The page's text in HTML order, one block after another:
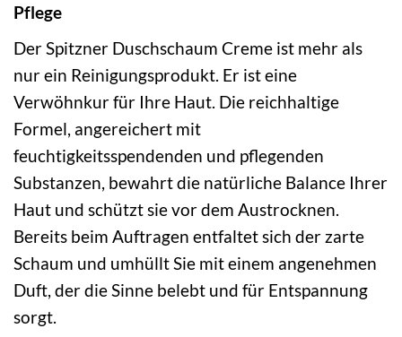
Pflege
Der Spitzner Duschschaum Creme ist mehr als
nur ein Reinigungsprodukt. Er ist eine
Verwöhnkur für Ihre Haut. Die reichhaltige
Formel, angereichert mit
feuchtigkeitsspendenden und pflegenden
Substanzen, bewahrt die natürliche Balance Ihrer
Haut und schützt sie vor dem Austrocknen.
Bereits beim Auftragen entfaltet sich der zarte
Schaum und umhüllt Sie mit einem angenehmen
Duft, der die Sinne belebt und für Entspannung
sorgt.